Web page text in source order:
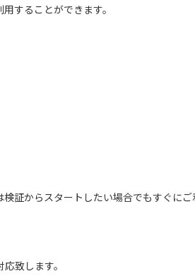
することができます。
証からスタートしたい場合でもすぐにご
致します。